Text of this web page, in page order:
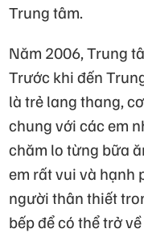
Trung tâm.
Năm 2006, Trung
Trước khi đến
là trẻ lang thang,
chung với các em
chăm lo từng bữa
em rất vui và hạnh
người thân thiết
bếp để có thể trở